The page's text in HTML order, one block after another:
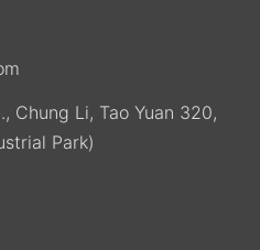
Chung Li, Tao Yuan 320,
Park)